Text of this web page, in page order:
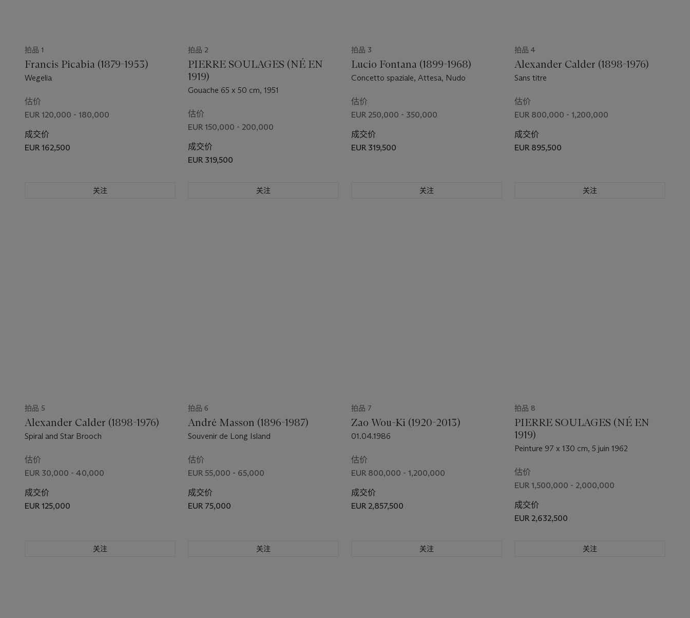
拍品 1
Francis Picabia (1879-1953)
Wegelia
估价
EUR 120,000 - 180,000
成交价
EUR 162,500
关注
拍品 2
PIERRE SOULAGES (NÉ EN
1919)
Gouache 65 x 50 cm, 1951
估价
EUR 150,000 - 200,000
成交价
EUR 319,500
关注
拍品 3
Lucio Fontana (1899-1968)
Concetto spaziale, Attesa, Nudo
估价
EUR 250,000 - 350,000
成交价
EUR 319,500
关注
拍品 4
Alexander Calder (1898-1976)
Sans titre
估价
EUR 800,000 - 1,200,000
成交价
EUR 895,500
关注
拍品 5
Alexander Calder (1898-1976)
Spiral and Star Brooch
估价
EUR 30,000 - 40,000
成交价
EUR 125,000
关注
拍品 6
André Masson (1896-1987)
Souvenir de Long Island
估价
EUR 55,000 - 65,000
成交价
EUR 75,000
关注
拍品 7
Zao Wou-Ki (1920-2013)
01.04.1986
估价
EUR 800,000 - 1,200,000
成交价
EUR 2,857,500
关注
拍品 8
PIERRE SOULAGES (NÉ EN
1919)
Peinture 97 x 130 cm, 5 juin 1962
估价
EUR 1,500,000 - 2,000,000
成交价
EUR 2,632,500
关注